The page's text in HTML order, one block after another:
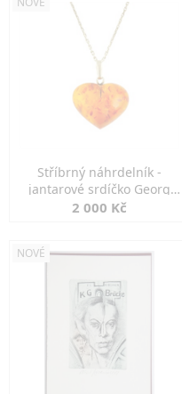
Stříbrný náhrdelník -
jantarové srdíčko Georg
Kramer
2 000 Kč
NOVÉ